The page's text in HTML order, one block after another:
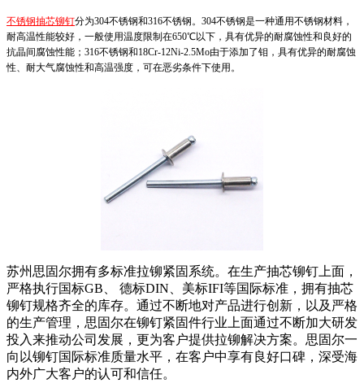
不锈钢抽芯铆钉分为304不锈钢和316不锈钢。 304不锈钢是一种通用不锈钢材料，
耐高温性能较好，一般使用温度限制在650℃以下，具有优异的耐腐蚀性和良好的
抗晶间腐蚀性能； 316不锈钢和18Cr-12Ni-2.5Mo由于添加了钼，具有优异的耐腐蚀
性、耐大气腐蚀性和高温强度，可在恶劣条件下使用。
苏州思固尔拥有多标准拉铆紧固系统。在生产抽芯铆钉上面，
严格执行国标GB 德标DIN 、美标IFI等国际标准，拥有抽芯
铆钉规格齐全的库存。通过不断地对产品进行创新，以及严格
的生产管理，思固尔在铆钉紧固件行业上面通过不断加大研发
投入来推动公司发展，更为客户提供拉铆解决方案。思固尔一
向以铆钉国际标准质量水平，在客户中享有良好口碑，深受海
内外广大客户的认可和信任。